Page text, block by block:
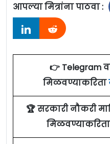
आपल्या मित्रांना पाठवा :
👉 Telegram
मिळवण्याकरिता
🏆 सरकारी नौकरी
मिळवण्याकरिता